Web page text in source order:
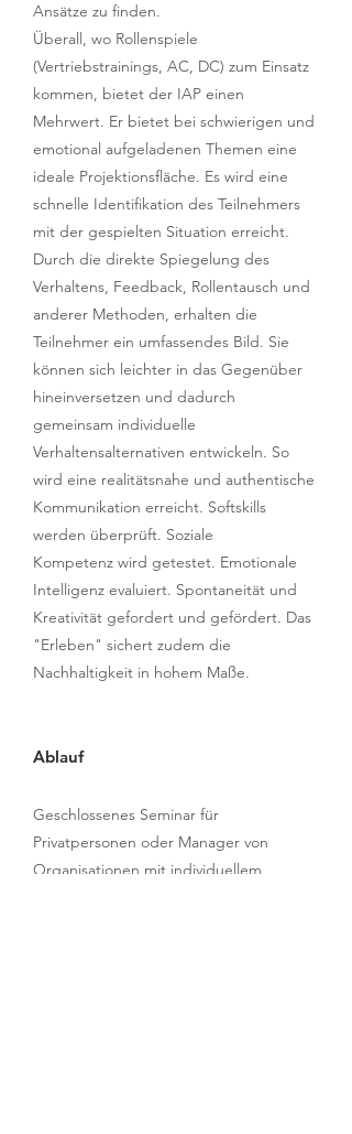
Ansätze zu finden.
Überall, wo Rollenspiele
(Vertriebstrainings, AC, DC) zum Einsatz
kommen, bietet der IAP einen
Mehrwert. Er bietet bei schwierigen und
emotional aufgeladenen Themen eine
ideale Projektionsfläche. Es wird eine
schnelle Identifikation des Teilnehmers
mit der gespielten Situation erreicht.
Durch die direkte Spiegelung des
Verhaltens, Feedback, Rollentausch und
anderer Methoden, erhalten die
Teilnehmer ein umfassendes Bild. Sie
können sich leichter in das Gegenüber
hineinversetzen und dadurch
gemeinsam individuelle
Verhaltensalternativen entwickeln. So
wird eine realitätsnahe und authentische
Kommunikation erreicht. Softskills
werden überprüft. Soziale
Kompetenz wird getestet. Emotionale
Intelligenz evaluiert. Spontaneität und
Kreativität gefordert und gefördert. Das
"Erleben" sichert zudem die
Nachhaltigkeit in hohem Maße.
Ablauf
Geschlossenes Seminar für
Privatpersonen oder Manager von
Organisationen mit individuellem